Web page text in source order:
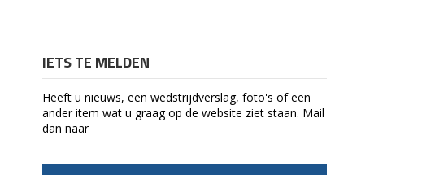
IETS TE MELDEN
Heeft u nieuws, een wedstrijdverslag, foto's of een
ander item wat u graag op de website ziet staan. Mail
dan naar